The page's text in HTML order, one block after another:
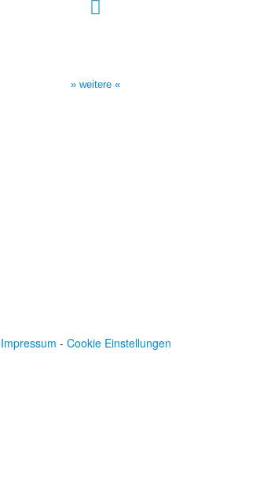
» weitere «
Impressum - Cookie Einstellungen